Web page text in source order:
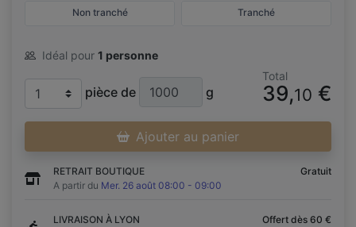
Non tranché
Tranché
Idéal pour 1 personne
pièce de g
Total
39,10 €
Ajouter au panier
RETRAIT BOUTIQUE
A partir du Mer. 26 août 08:00 - 09:00
Gratuit
LIVRAISON À LYON
Offert dès 60 €